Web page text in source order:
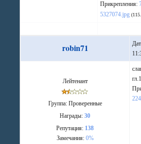
Прикрепления:
5327074.jpg
robin71
Лейтенант
Группа: Проверенные
Награды:30
Репутация: 138
Замечания: 0%